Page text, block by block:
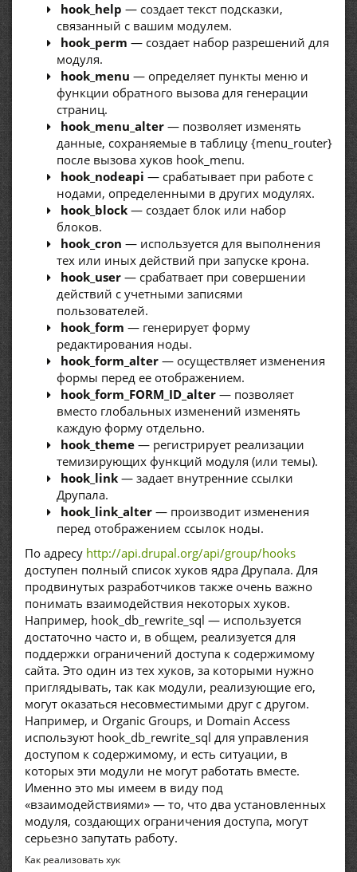
hook_help — создает текст подсказки,
связанный с вашим модулем.
hook_perm — создает набор разрешений для
модуля.
hook_menu — определяет пункты меню и
функции обратного вызова для генерации
страниц.
hook_menu_alter — позволяет изменять
данные, сохраняемые в таблицу {menu_router}
после вызова хуков hook_menu.
hook_nodeapi — срабатывает при работе с
нодами, определенными в других модулях.
hook_block — создает блок или набор
блоков.
hook_cron — используется для выполнения
тех или иных действий при запуске крона.
hook_user — срабатвает при совершении
действий с учетными записями
пользователей.
hook_form — генерирует форму
редактирования ноды.
hook_form_alter — осуществляет изменения
формы перед ее отображением.
hook_form_FORM_ID_alter — позволяет
вместо глобальных изменений изменять
каждую форму отдельно.
hook_theme — регистрирует реализации
темизирующих функций модуля (или темы).
hook_link — задает внутренние ссылки
Друпала.
hook_link_alter — производит изменения
перед отображением ссылок ноды.
По адресу http://api.drupal.org/api/group/hooks
доступен полный список хуков ядра Друпала. Для
продвинутых разработчиков также очень важно
понимать взаимодействия некоторых хуков.
Например, hook_db_rewrite_sql — используется
достаточно часто и, в общем, реализуется для
поддержки ограничений доступа к содержимому
сайта. Это один из тех хуков, за которыми нужно
приглядывать, так как модули, реализующие его,
могут оказаться несовместимыми друг с другом.
Например, и Organic Groups, и Domain Access
используют hook_db_rewrite_sql для управления
доступом к содержимому, и есть ситуации, в
которых эти модули не могут работать вместе.
Именно это мы имеем в виду под
«взаимодействиями» — то, что два установленных
модуля, создающих ограничения доступа, могут
серьезно запутать работу.
Как реализовать хук